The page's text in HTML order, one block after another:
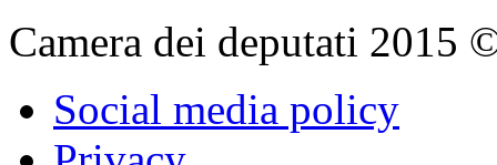
Camera dei deputati
Social media policy